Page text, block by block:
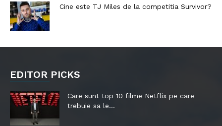
Cine este TJ Miles de la competitia Survivor?
EDITOR PICKS
Care sunt top 10 filme Netflix pe care
trebuie sa le...